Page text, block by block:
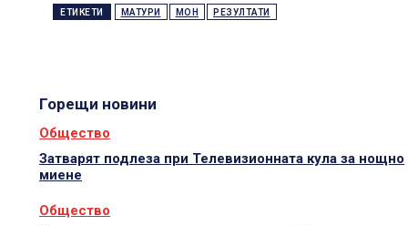
ЕТИКЕТИ МАТУРИ МОН РЕЗУЛТАТИ
Горещи новини
Общество
Затварят подлеза при Телевизионната кула за нощно
миене
Общество